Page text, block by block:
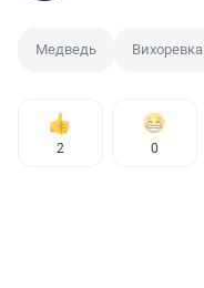
Медведь Вихоревка
2 0